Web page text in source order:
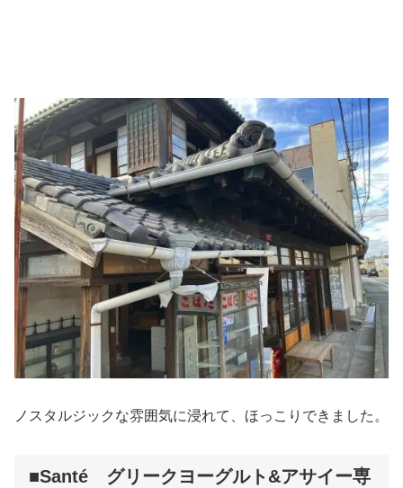
ノスタルジックな雰囲気に浸れて、ほっこりできました。
■Santé グリークヨーグルト&アサイー専